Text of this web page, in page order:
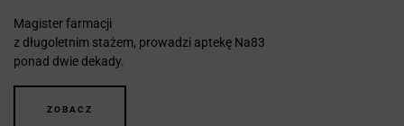
Magister farmacji
z długoletnim stażem, prowadzi aptekę Na83
ponad dwie dekady.
ZOBACZ